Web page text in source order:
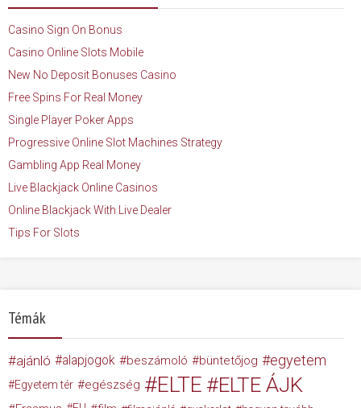
Casino Sign On Bonus
Casino Online Slots Mobile
New No Deposit Bonuses Casino
Free Spins For Real Money
Single Player Poker Apps
Progressive Online Slot Machines Strategy
Gambling App Real Money
Live Blackjack Online Casinos
Online Blackjack With Live Dealer
Tips For Slots
Témák
ajánló alapjogok beszámoló büntetőjog egyetem
Egyetem tér egészség ELTE ELTE ÁJK